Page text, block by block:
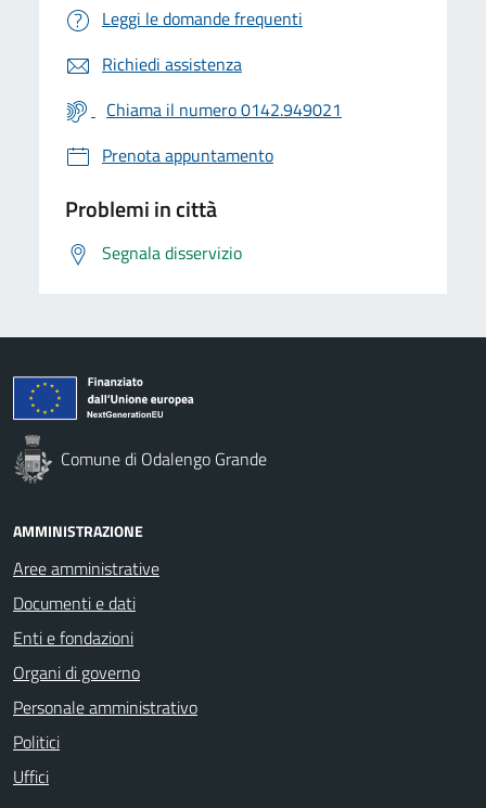
Leggi le domande frequenti
Richiedi assistenza
Chiama il numero 0142.949021
Prenota appuntamento
Problemi in città
Segnala disservizio
Comune di Odalengo Grande
AMMINISTRAZIONE
Aree amministrative
Documenti e dati
Enti e fondazioni
Organi di governo
Personale amministrativo
Politici
Uffici